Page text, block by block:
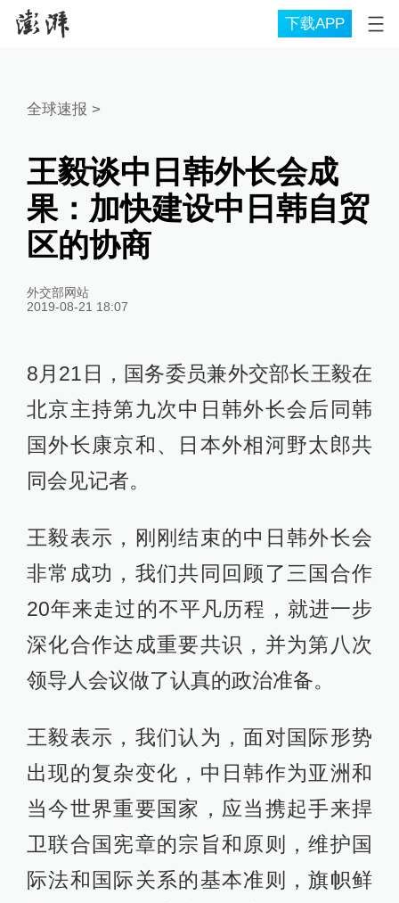
下载APP
全球速报 >
王毅谈中日韩外长会成
果：加快建设中日韩自贸
区的协商
外交部网站
2019-08-21 18:07
8月21日，国务委员兼外交部长王毅在
北京主持第九次中日韩外长会后同韩
国外长康京和、日本外相河野太郎共
同会见记者。
王毅表示，刚刚结束的中日韩外长会
非常成功，我们共同回顾了三国合作
20年来走过的不平凡历程，就进一步
深化合作达成重要共识，并为第八次
领导人会议做了认真的政治准备。
王毅表示，我们认为，面对国际形势
出现的复杂变化，中日韩作为亚洲和
当今世界重要国家，应当携起手来捍
卫联合国宪章的宗旨和原则，维护国
际法和国际关系的基本准则，旗帜鲜